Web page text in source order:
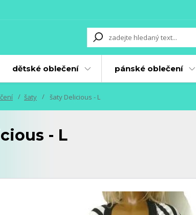
dětské oblečení pánské oblečení
šaty šaty Delicious - L
- L